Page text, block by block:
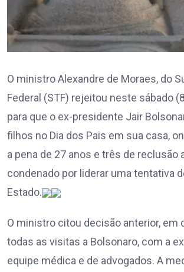
O ministro Alexandre de Moraes, do
Federal (STF) rejeitou neste sábado
para que o ex-presidente Jair
filhos no Dia dos Pais em sua casa,
a pena de 27 anos e três de reclusão
condenado por liderar uma tentativa
Estado.
O ministro citou decisão anterior, em
todas as visitas a Bolsonaro, com a
equipe médica e de advogados. A